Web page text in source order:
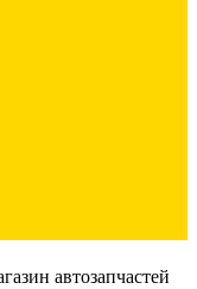
автозапчастей